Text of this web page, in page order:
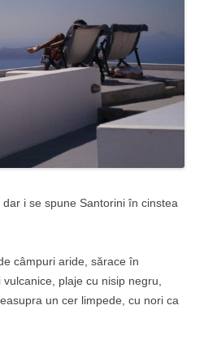
, dar i se spune Santorini în cinstea
câmpuri aride, sărace în
plaje cu nisip negru,
un cer limpede, cu nori ca